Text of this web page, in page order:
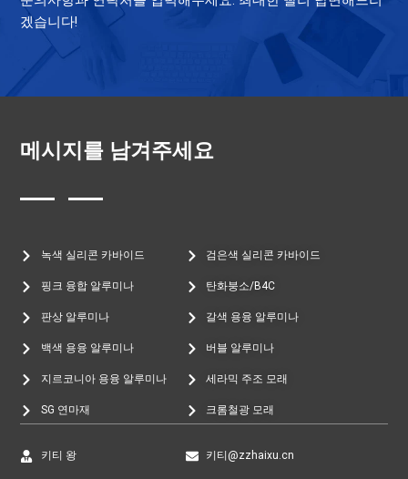
겠습니다!
메시지를 남겨주세요
녹색 실리콘 카바이드
핑크 융합 알루미나
판상 알루미나
백색 용융 알루미나
지르코니아 용융 알루미나
SG 연마재
검은색 실리콘 카바이드
탄화붕소/B4C
갈색 용융 알루미나
버블 알루미나
세라믹 주조 모래
크롬철광 모래
키티 왕 키티@zzhaixu.cn